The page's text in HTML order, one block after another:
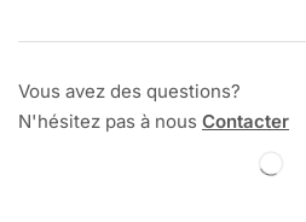
Vous avez des questions?
N'hésitez pas à nous Contacter